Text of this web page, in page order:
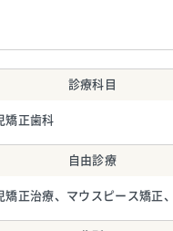
診療科目
矯正歯科
自由診療
矯正治療、マウスピース矯正